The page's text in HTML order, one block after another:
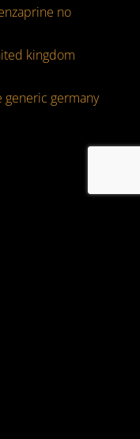
no
kingdom
germany